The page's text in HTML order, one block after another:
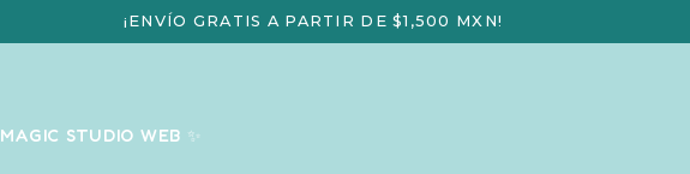
¡ENVÍO GRATIS A PARTIR DE $1,500 MXN!
MAGIC STUDIO WEB ✨